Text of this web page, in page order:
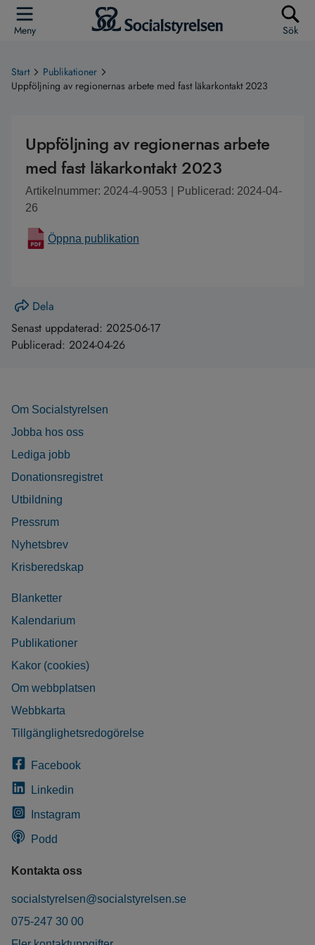
Meny Sök
Start
Publikationer
Uppföljning av regionernas arbete med fast läkarkontakt 2023
Uppföljning av regionernas arbete
med fast läkarkontakt 2023
Artikelnummer: 2024-4-9053
Publicerad: 2024-04-
26
Öppna publikation
Dela
Senast uppdaterad: 2025-06-17
Publicerad: 2024-04-26
Om Socialstyrelsen
Jobba hos oss
Lediga jobb
Donationsregistret
Utbildning
Pressrum
Nyhetsbrev
Krisberedskap
Blanketter
Kalendarium
Publikationer
Kakor (cookies)
Om webbplatsen
Webbkarta
Tillgänglighetsredogörelse
Facebook
Linkedin
Instagram
Podd
Kontakta oss
socialstyrelsen@socialstyrelsen.se
075-247 30 00